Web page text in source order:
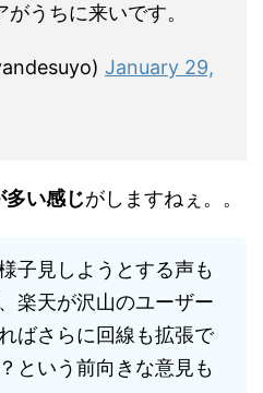
うちに来いです。
January 29,
多い感じがしますねぇ。。
子見しようとする声も
楽天が沢山のユーザー
ばさらに回線も拡張で
という前向きな意見も